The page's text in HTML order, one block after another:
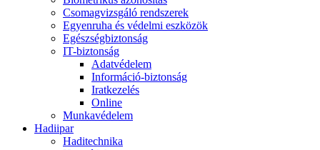
Csomagvizsgáló rendszerek
Egyenruha és védelmi eszközök
Egészségbiztonság
IT-biztonság
Adatvédelem
Információ-biztonság
Iratkezelés
Online
Munkavédelem
Hadiipar
Haditechnika